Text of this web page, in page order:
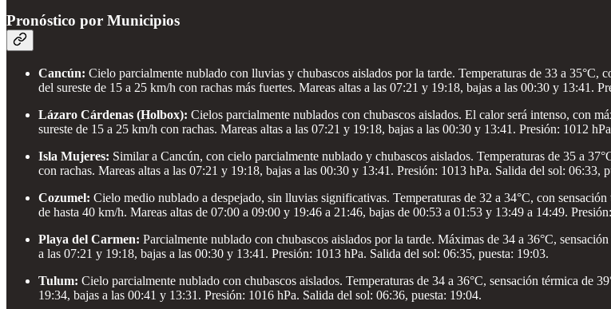
Pronóstico por Municipios
Cancún: Cielo parcialmente nublado con lluvias y chubascos aislados por la tarde. Temperaturas de 33 a
del sureste de 15 a 25 km/h con rachas más fuertes. Mareas altas a las 07:21 y 19:18, bajas a las 00:30 y 13:41.
Lázaro Cárdenas (Holbox): Cielos parcialmente nublados con chubascos aislados. El calor será intenso, con
sureste de 15 a 25 km/h con rachas. Mareas altas a las 07:21 y 19:18, bajas a las 00:30 y 13:41. Presión: 1012
Isla Mujeres: Similar a Cancún, con cielo parcialmente nublado y chubascos aislados. Temperaturas de 35 a
con rachas. Mareas altas a las 07:21 y 19:18, bajas a las 00:30 y 13:41. Presión: 1013 hPa. Salida del sol: 06:33,
Cozumel: Cielo medio nublado a despejado, sin lluvias significativas. Temperaturas de 32 a 34°C, con
de hasta 40 km/h. Mareas altas de 07:00 a 09:00 y 19:46 a 21:46, bajas de 00:53 a 01:53 y 13:49 a 14:49.
Playa del Carmen: Parcialmente nublado con chubascos aislados por la tarde. Máximas de 34 a 36°C,
a las 07:21 y 19:18, bajas a las 00:30 y 13:41. Presión: 1013 hPa. Salida del sol: 06:35, puesta: 19:03.
Tulum: Cielo parcialmente nublado con chubascos aislados. Temperaturas de 34 a 36°C, sensación térmica de
19:34, bajas a las 00:41 y 13:31. Presión: 1016 hPa. Salida del sol: 06:36, puesta: 19:04.